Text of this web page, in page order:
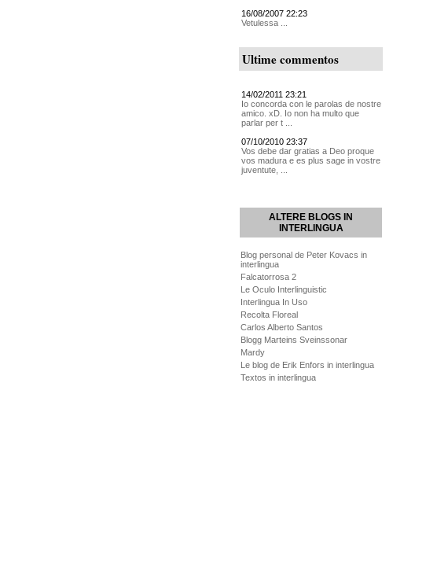
16/08/2007 22:23
Vetulessa ...
Ultime commentos
14/02/2011 23:21
Io concorda con le parolas de nostre
amico. xD. Io non ha multo que
parlar per t ...
07/10/2010 23:37
Vos debe dar gratias a Deo proque
vos madura e es plus sage in vostre
juventute, ...
ALTERE BLOGS IN
INTERLINGUA
Blog personal de Peter Kovacs in
interlingua
Falcatorrosa 2
Le Oculo Interlinguistic
Interlingua In Uso
Recolta Floreal
Carlos Alberto Santos
Blogg Marteins Sveinssonar
Mardy
Le blog de Erik Enfors in interlingua
Textos in interlingua